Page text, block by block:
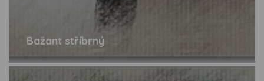
Bažant stříbrný